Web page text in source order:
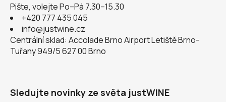
Pište, volejte Po–Pá 7.30–15.30
+420 777 435 045
info@justwine.cz
Centrální sklad: Accolade Brno Airport Letiště Brno-
Tuřany 949/5 627 00 Brno
Sledujte novinky ze světa justWINE